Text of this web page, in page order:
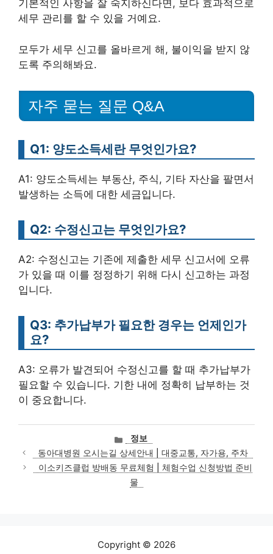
기본적인 사항을 잘 숙지하신다면, 보다 효과적으로
세무 관리를 할 수 있을 거예요.
모두가 세무 신고를 올바르게 해, 불이익을 받지 않
도록 주의해봐요.
자주 묻는 질문 Q&A
Q1: 양도소득세란 무엇인가요?
A1: 양도소득세는 부동산, 주식, 기타 자산을 팔면서
발생하는 소득에 대한 세금입니다.
Q2: 수정신고는 무엇인가요?
A2: 수정신고는 기존에 제출한 세무 신고서에 오류
가 있을 때 이를 정정하기 위해 다시 신고하는 과정
입니다.
Q3: 추가납부가 필요한 경우는 언제인가
요?
A3: 오류가 발견되어 수정신고를 할 때 추가납부가
필요할 수 있습니다. 기한 내에 정확히 납부하는 것
이 중요합니다.
카
테
고
리
정보
동아대병원 오시는길 상세안내 | 대중교통, 자가용, 주차
이소키즈클럽 방배동 무료체험 | 체험수업 신청방법 준비
물
Copyright © 2026